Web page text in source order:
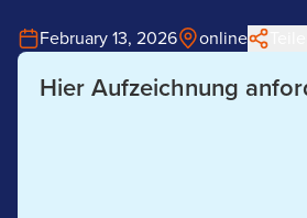
February 13, 2026 online
Hier Aufzeichnung